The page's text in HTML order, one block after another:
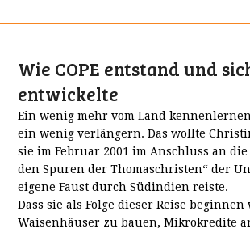
Wie COPE entstand und
entwickelte
Ein wenig mehr vom Land
ein wenig verlängern. Das wollte
sie im Februar 2001 im Anschluss an
den Spuren der Thomaschristen“ der
eigene Faust durch Südindien reiste.
Dass sie als Folge dieser Reise beginnen
Waisenhäuser zu bauen, Mikrokredite